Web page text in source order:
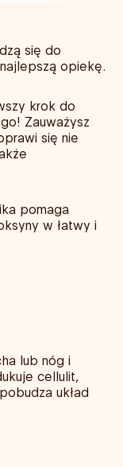
się do
opiekę.
krok do
Zauważysz
się nie
pomaga
w łatwy i
lub nóg i
cellulit,
układ